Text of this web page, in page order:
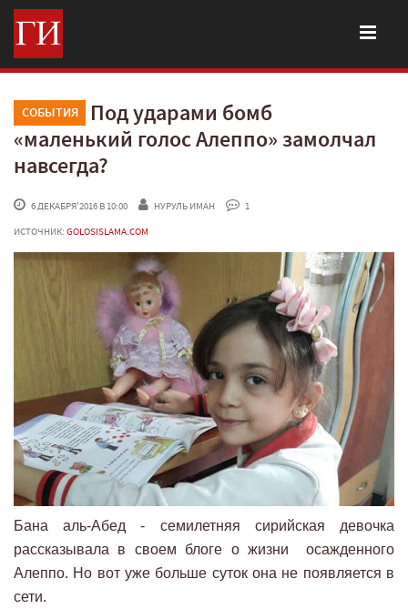
СОБЫТИЯ
Под ударами бомб
«маленький голос Алеппо» замолчал
навсегда?
6 ДЕКАБРЯ'2016 В 10:00 НУРУЛЬ ИМАН
1
ИСТОЧНИК: GOLOSISLAMA.COM
Бана аль-Абед - семилетняя сирийская девочка
рассказывала в своем блоге о жизни осажденного
Алеппо. Но вот уже больше суток она не появляется в
сети.